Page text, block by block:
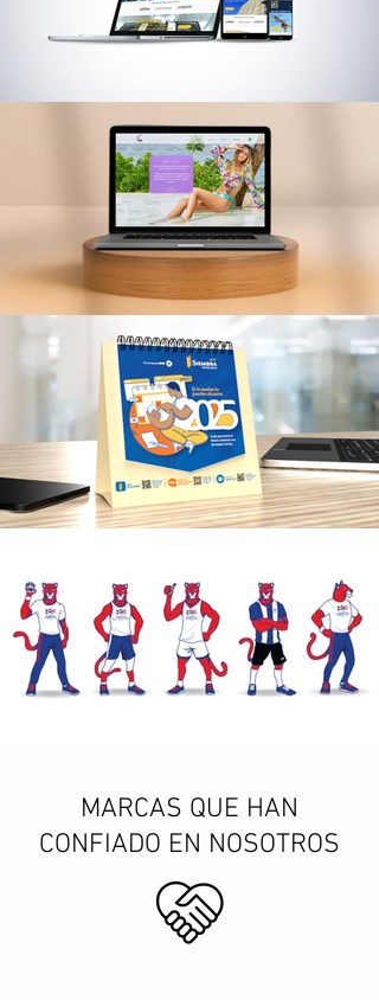
MARCAS QUE HAN
CONFIADO EN NOSOTROS